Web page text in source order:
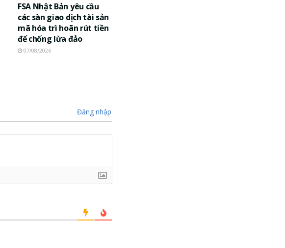
FSA Nhật Bản yêu cầu
các sàn giao dịch tài sản
mã hóa trì hoãn rút tiền
để chống lừa đảo
07/08/2026
Đăng nhập